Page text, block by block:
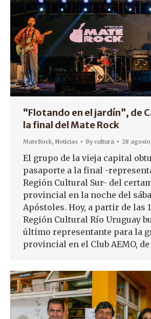
“Flotando en el jardín”, de
la final del Mate Rock
MateRock, Noticias Bycultura 28
El grupo de la vieja capital
pasaporte a la final -
Región Cultural Sur- del
provincial en la noche del
Apóstoles. Hoy, a partir de las
Región Cultural Río Uruguay
último representante para la
provincial en el Club AEMO, de